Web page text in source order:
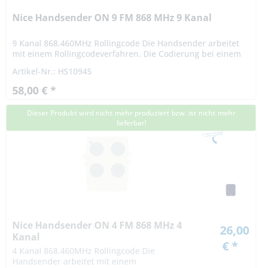
Nice Handsender ON 9 FM 868 MHz 9 Kanal
9 Kanal 868.460MHz Rollingcode Die Handsender arbeitet
mit einem Rollingcodeverfahren. Die Codierung bei einem
nach...
Artikel-Nr.: HS10945
58,00 € *
Dieser Produkt wird nicht mehr produziert bzw. ist nicht mehr
lieferbar!
Nice Handsender ON 4 FM 868 MHz 4
Kanal
4 Kanal 868.460MHz Rollingcode Die
Handsender arbeitet mit einem
26,00
€ *